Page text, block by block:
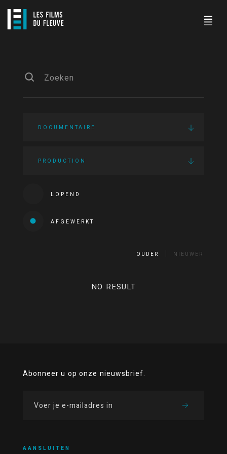
DOCUMENTAIRE
PRODUCTION
LOPEND
AFGEWERKT
OUDER NIEUWER
NO RESULT
Abonneer u op onze nieuwsbrief.
AANSLUITEN